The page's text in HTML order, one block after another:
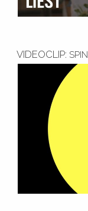
VIDEOCLIP: SPIN